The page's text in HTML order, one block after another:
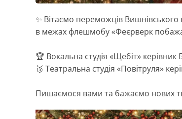
✨ Вітаємо переможців Вишнівського
в межах флешмобу «Феєрверк
🏆 Вокальна студія «Щебіт»
🥉 Театральна студія «Повітруля»
Пишаємося вами та бажаємо нових